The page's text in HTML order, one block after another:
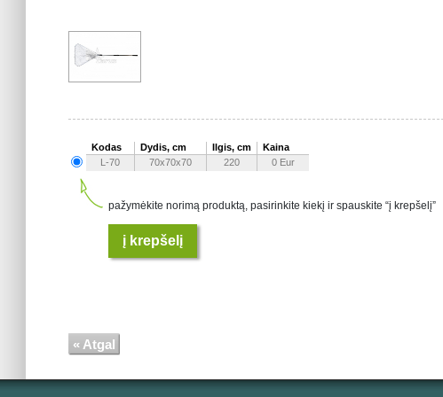
Kodas Dydis, cm Ilgis, cm
Kaina
L-70
70x70x70 220 0 Eur
pažymėkite norimą produktą, pasirinkite kiekį ir spauskite “į krepšelį”
į krepšelį
« Atgal